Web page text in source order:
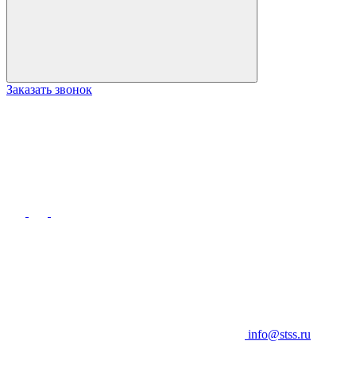
Заказать звонок
info@stss.ru